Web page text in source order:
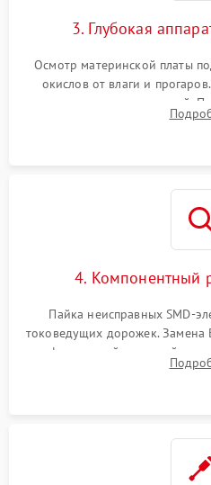
3. Глубокая
Осмотр материнской платы
окислов от влаги и
дежурных напряжений.
мультиконтроллера,
4. Компонентный
Пайка неисправных SMD-
токоведущих дорожек. Замена
инфракрасной паяльной
BIOS или замена